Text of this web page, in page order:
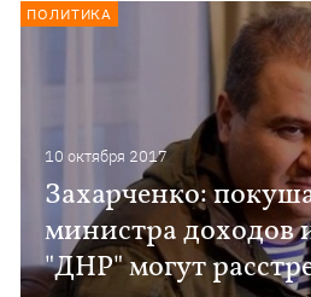
10 октября 2017
Захарченко:
министра доходов
"ДНР" могут
ПОЛИТИКА